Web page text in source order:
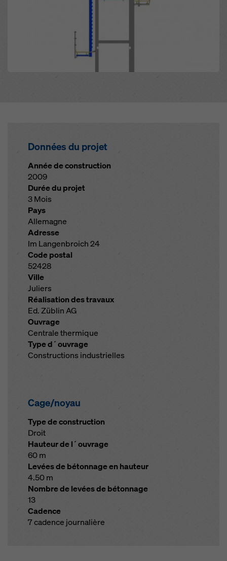
Données du projet
Année de construction
2009
Durée du projet
3 Mois
Pays
Allemagne
Adresse
Im Langenbroich 24
Code postal
52428
Ville
Juliers
Réalisation des travaux
Ed. Züblin AG
Ouvrage
Centrale thermique
Type d´ouvrage
Constructions industrielles
Cage/noyau
Type de construction
Droit
Hauteur de l´ouvrage
60 m
Levées de bétonnage en hauteur
4.50 m
Nombre de levées de bétonnage
13
Cadence
7 cadence journalière